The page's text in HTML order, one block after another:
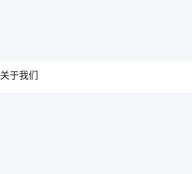
关于我们